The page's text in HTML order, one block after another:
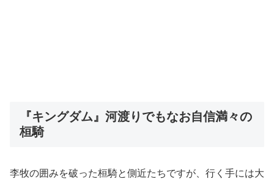
『キングダム』河渡りでもなお自信満々の
桓騎
李牧の囲みを破った桓騎と側近たちですが、行く手には大